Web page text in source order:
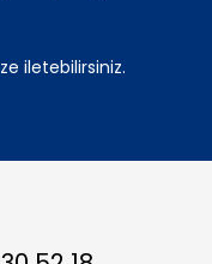
iletebilirsiniz.